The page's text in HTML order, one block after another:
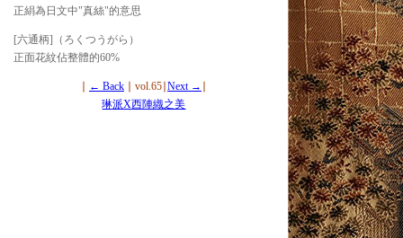
正絹為日文中"真絲"的意思
[六通柄]（ろくつうがら）
正面花紋佔整體的60%
← Back ∣ vol.65∣ Next →
琳派X西陣織之美